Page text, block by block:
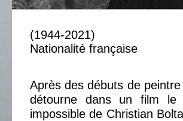
(1944-2021)
Nationalité française
Après des débuts de
détourne dans un film le
impossible de Christian